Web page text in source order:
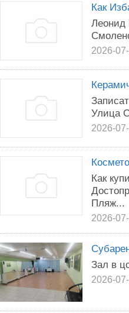
Как
Леонид
2026-
Улица
2026-
Как
Пляж...
2026-
Зал в
2026-